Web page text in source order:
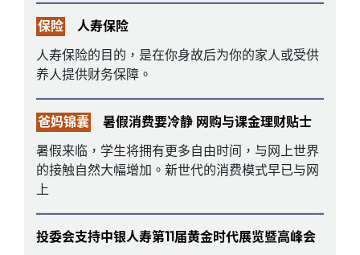
保险
人寿保险
人寿保险的目的，是在你身故后为你的家人或受供
养人提供财务保障。
爸妈锦囊
暑假消费要冷静 网购与课金理财贴士
暑假来临，学生将拥有更多自由时间，与网上世界
的接触自然大幅增加。新世代的消费模式早已与网
上
投委会支持中银人寿第11届黄金时代展览暨高峰会